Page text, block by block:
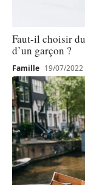
Faut-il choisir
d’un garçon ?
Famille 19/07/2022